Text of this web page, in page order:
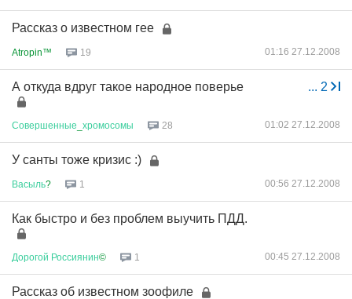
Рассказ о известном гее
Atropin™ 19 01:16 27.12.2008
... 2
А откуда вдруг такое народное поверье
Совершенные хромосомы 28 01:02 27.12.2008
У санты тоже кризис :)
Васыль? 1 00:56 27.12.2008
Как быстро и без проблем выучить ПДД.
Дорогой Россиянин© 1 00:45 27.12.2008
Рассказ об известном зоофиле